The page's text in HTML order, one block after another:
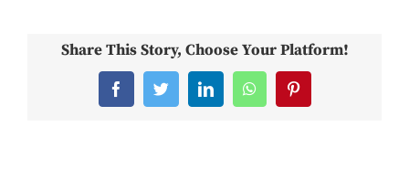
Share This Story, Choose Your Platform!
FacebookTwitterLinkedInWhatsAppPinterest